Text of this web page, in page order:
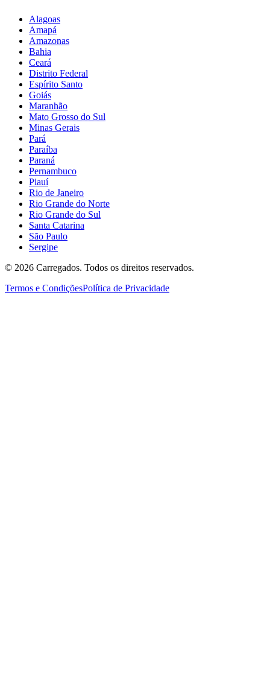
Alagoas
Amapá
Amazonas
Bahia
Ceará
Distrito Federal
Espírito Santo
Goiás
Maranhão
Mato Grosso do Sul
Minas Gerais
Pará
Paraíba
Paraná
Pernambuco
Piauí
Rio de Janeiro
Rio Grande do Norte
Rio Grande do Sul
Santa Catarina
São Paulo
Sergipe
© 2026 Carregados. Todos os direitos reservados.
Termos e CondiçõesPolítica de Privacidade